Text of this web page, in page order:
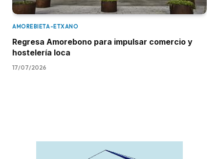
AMOREBIETA-ETXANO
Regresa Amorebono para impulsar comercio y
hostelería loca
17/07/2026